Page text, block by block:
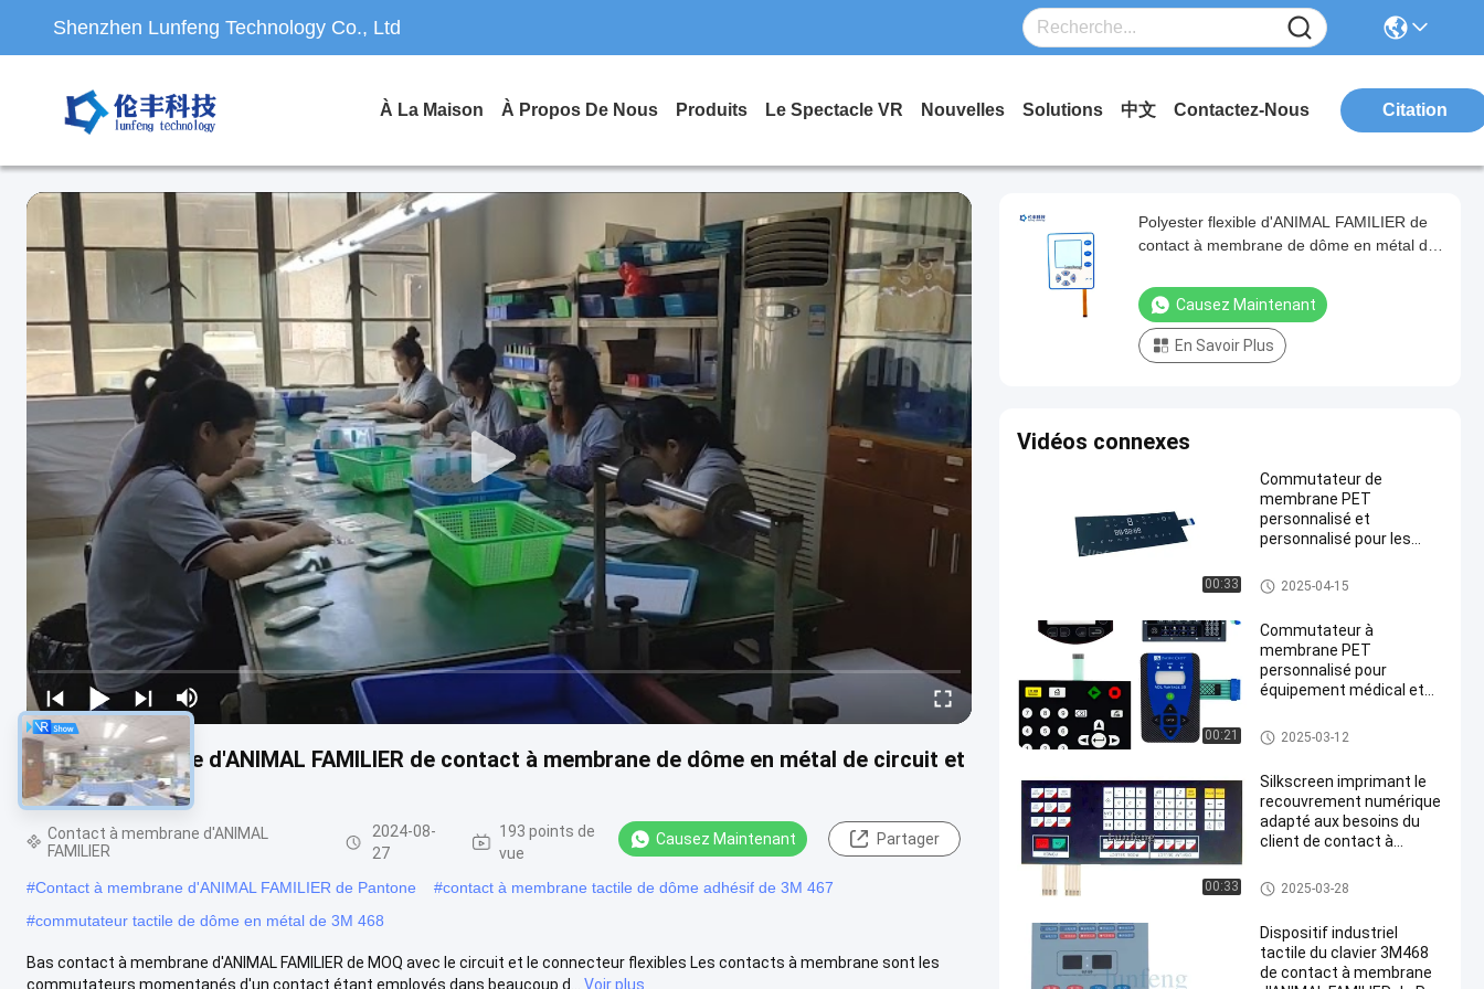
Shenzhen Lunfeng Technology Co., Ltd
À La Maison À Propos De Nous Produits Le Spectacle VR Nouvelles Solutions 中文 Contactez-Nous Citation
Polyester flexible d'ANIMAL FAMILIER de contact à membrane de dôme en métal de circuit et
de connecteur
Contact à membrane d'ANIMAL
FAMILIER
2024-08-
27
193 points de
vue
Causez Maintenant Partager
#Contact à membrane d'ANIMAL FAMILIER de Pantone #contact à membrane tactile de dôme adhésif de 3M 467
#commutateur tactile de dôme en métal de 3M 468
Bas contact à membrane d'ANIMAL FAMILIER de MOQ avec le circuit et le connecteur flexibles Les contacts à membrane sont les
commutateurs momentanés d'un contact étant employés dans beaucoup d...
Voir plus
Polyester flexible d'ANIMAL FAMILIER de
contact à membrane de dôme en métal de
Causez Maintenant
En Savoir Plus
Vidéos connexes
00:33
Commutateur de
membrane PET
personnalisé et
personnalisé pour les
Contact à membrane d'ANIMA
L FAMILIER
2025-04-15
00:21
Commutateur à
membrane PET
personnalisé pour
équipement médical et
Contact à membrane d'ANIMA
L FAMILIER
2025-03-12
00:33
Silkscreen imprimant le
recouvrement numérique
adapté aux besoins du
client de contact à
FAMILIER de conception
Contact à membrane d'ANIMA
L FAMILIER
2025-03-28
Dispositif industriel
tactile du clavier 3M468
de contact à membrane